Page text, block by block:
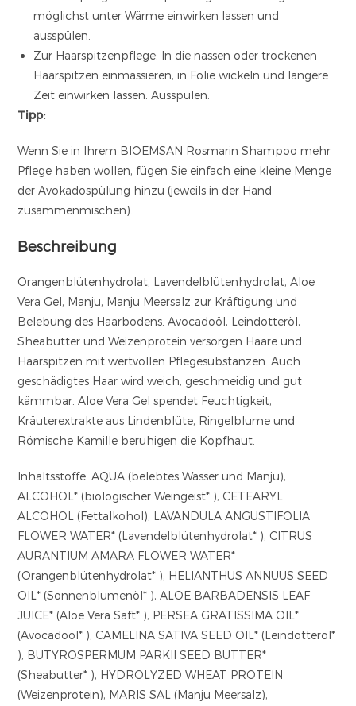
möglichst unter Wärme einwirken lassen und
ausspülen.
Zur Haarspitzenpflege: In die nassen oder trockenen
Haarspitzen einmassieren, in Folie wickeln und längere
Zeit einwirken lassen. Ausspülen.
Tipp:
Wenn Sie in Ihrem BIOEMSAN Rosmarin Shampoo mehr
Pflege haben wollen, fügen Sie einfach eine kleine Menge
der Avokadospülung hinzu (jeweils in der Hand
zusammenmischen).
Beschreibung
Orangenblütenhydrolat, Lavendelblütenhydrolat, Aloe
Vera Gel, Manju, Manju Meersalz zur Kräftigung und
Belebung des Haarbodens. Avocadoöl, Leindotteröl,
Sheabutter und Weizenprotein versorgen Haare und
Haarspitzen mit wertvollen Pflegesubstanzen. Auch
geschädigtes Haar wird weich, geschmeidig und gut
kämmbar. Aloe Vera Gel spendet Feuchtigkeit,
Kräuterextrakte aus Lindenblüte, Ringelblume und
Römische Kamille beruhigen die Kopfhaut.
Inhaltsstoffe: AQUA (belebtes Wasser und Manju),
ALCOHOL* (biologischer Weingeist* ), CETEARYL
ALCOHOL (Fettalkohol), LAVANDULA ANGUSTIFOLIA
FLOWER WATER* (Lavendelblütenhydrolat* ), CITRUS
AURANTIUM AMARA FLOWER WATER*
(Orangenblütenhydrolat* ), HELIANTHUS ANNUUS SEED
OIL* (Sonnenblumenöl* ), ALOE BARBADENSIS LEAF
JUICE* (Aloe Vera Saft* ), PERSEA GRATISSIMA OIL*
(Avocadoöl* ), CAMELINA SATIVA SEED OIL* (Leindotteröl*
), BUTYROSPERMUM PARKII SEED BUTTER*
(Sheabutter* ), HYDROLYZED WHEAT PROTEIN
(Weizenprotein), MARIS SAL (Manju Meersalz),